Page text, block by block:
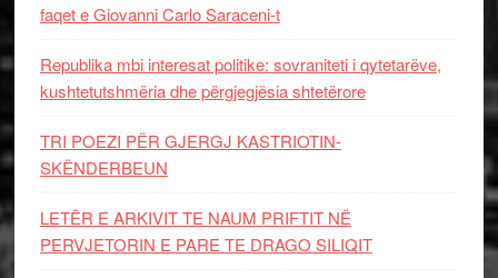
faqet e Giovanni Carlo Saraceni-t
Republika mbi interesat politike: sovraniteti i qytetarëve,
kushtetutshmëria dhe përgjegjësia shtetërore
TRI POEZI PËR GJERGJ KASTRIOTIN-
SKËNDERBEUN
LETËR E ARKIVIT TE NAUM PRIFTIT NË
PERVJETORIN E PARE TE DRAGO SILIQIT